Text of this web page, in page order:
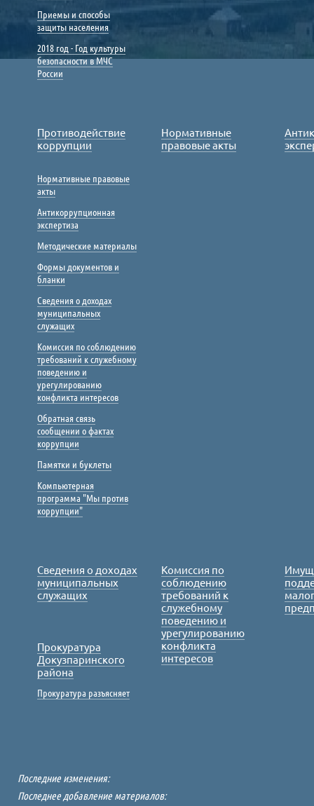
Приемы и способы
защиты населения
2018 год - Год культуры
безопасности в МЧС
России
Противодействие
коррупции
Нормативные правовые
акты
Антикоррупционная
экспертиза
Методические материалы
Формы документов и
бланки
Сведения о доходах
муниципальных
служащих
Комиссия по соблюдению
требований к служебному
поведению и
урегулированию
конфликта интересов
Обратная связь
сообщении о фактах
коррупции
Памятки и буклеты
Компьютерная
программа "Мы против
коррупции"
Нормативные
правовые акты
Сведения о доходах
муниципальных
служащих
Комиссия по
соблюдению
требований к
служебному
поведению и
урегулированию
конфликта
интересов
Прокуратура
Докузпаринского
района
Прокуратура разъясняет
Последние изменения:
Последнее добавление материалов: